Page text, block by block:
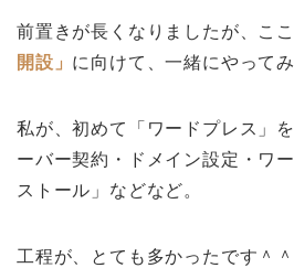
前置きが長くなりましたが、こ
開設」 に向けて、一緒にやってみ
私が、初めて「ワードプレス」
ーバー契約・ドメイン設定・ワ
ストール」などなど。
工程が、とても多かったです＾＾